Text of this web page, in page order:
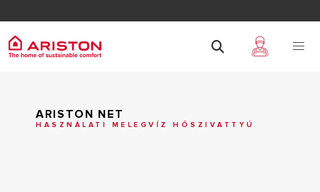
ARISTON NET
HASZNÁLATI MELEGVÍZ HŐSZIVATTYÚ